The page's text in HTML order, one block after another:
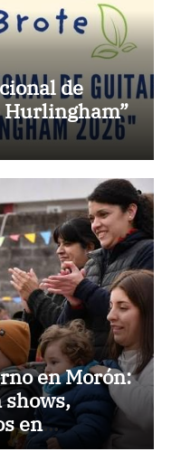
de
Hurlingham”
en Morón:
en